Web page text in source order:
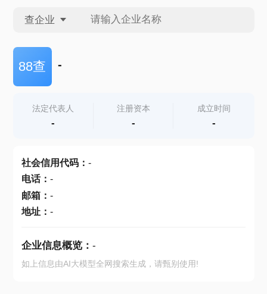
查企业
查企业
查产地
88查 -
法定代表人
-
注册资本
-
成立时间
-
社会信用代码： -
电话： -
邮箱： -
地址： -
企业信息概览： -
如上信息由AI大模型全网搜索生成，请甄别使用!